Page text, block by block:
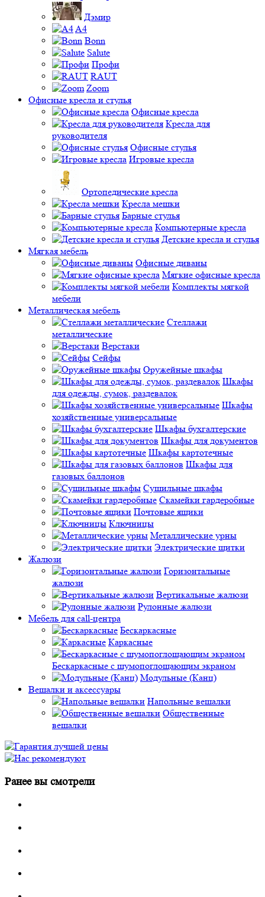
Дэмир
A4
Bonn
Salute
Профи
RAUT
Zoom
Офисные кресла и стулья
Офисные кресла
Кресла для
руководителя
Офисные стулья
Игровые кресла
Ортопедические кресла
Кресла мешки
Барные стулья
Компьютерные кресла
Детские кресла и стулья
Мягкая мебель
Офисные диваны
Мягкие офисные кресла
Комплекты мягкой
мебели
Металлическая мебель
Стеллажи
металлические
Верстаки
Сейфы
Оружейные шкафы
Шкафы
для одежды, сумок, раздевалок
Шкафы
хозяйственные универсальные
Шкафы бухгалтерские
Шкафы для документов
Шкафы картотечные
Шкафы для
газовых баллонов
Сушильные шкафы
Скамейки гардеробные
Почтовые ящики
Ключницы
Металлические урны
Электрические щитки
Жалюзи
Горизонтальные
жалюзи
Вертикальные жалюзи
Рулонные жалюзи
Мебель для call-центра
Бескаркасные
Каркасные
Бескаркасные с шумопоглощающим экраном
Модульные (Канц)
Вешалки и аксессуары
Напольные вешалки
Общественные
вешалки
Ранее вы смотрели